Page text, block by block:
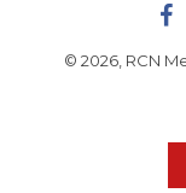
© 2026, RCN